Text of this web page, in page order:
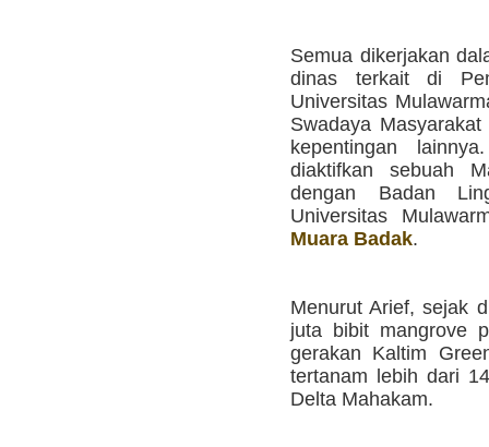
Semua dikerjakan
dinas terkait di
Universitas
Swadaya
kepentingan
diaktifkan sebuah
dengan Badan
Universitas
Muara Badak.
Menurut Arief, sejak
juta bibit mangrove
gerakan Kaltim
tertanam lebih dari
Delta Mahakam.